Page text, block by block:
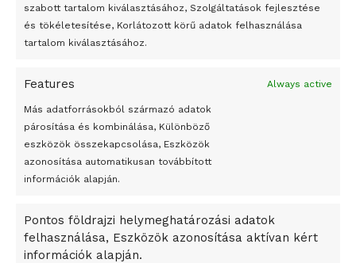
szabott tartalom kiválasztásához, Szolgáltatások fejlesztése
és tökéletesítése, Korlátozott körű adatok felhasználása
tartalom kiválasztásához.
Features Always active
Más adatforrásokból származó adatok
párosítása és kombinálása, Különböző
eszközök összekapcsolása, Eszközök
azonosítása automatikusan továbbított
információk alapján.
Pontos földrajzi helymeghatározási adatok
felhasználása, Eszközök azonosítása aktívan kért
információk alapján.
felhasználhatóvá válnak
Megváltoztatják a montenegrói egyházügyi törvény
Peking – A visegrádi országok zsidó kulturális örökségét
bemutató fotókiállítás nyílt
Megveszi az osztrák Wienerberger az amerikai Meridian
Bricket
A Startup Campus egyetemi programjainak legjobbjai az
A Ringo Starr új albummal jelentkezik
A Vajdasági Magyar Szövetség államtitkárait kinevezték